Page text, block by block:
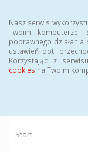
Nasz serwis
Twoim komputerze.
poprawnego
ustawień dot.
Korzystając z
cookies na Twoim
Start